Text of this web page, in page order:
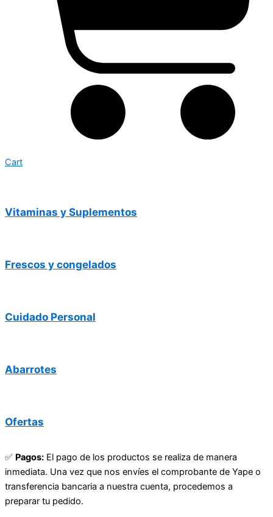
Cart
Vitaminas y Suplementos
Frescos y congelados
Cuidado Personal
Abarrotes
Ofertas
✅ Pagos: El pago de los productos se realiza de manera
inmediata. Una vez que nos envíes el comprobante de Yape o
transferencia bancaria a nuestra cuenta, procedemos a
preparar tu pedido.